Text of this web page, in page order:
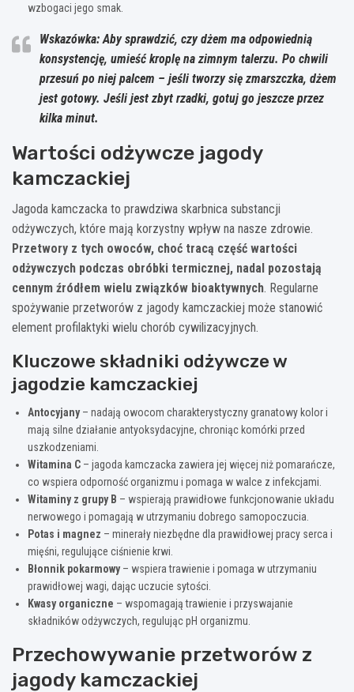
wzbogaci jego smak.
Wskazówka: Aby sprawdzić, czy dżem ma odpowiednią
konsystencję, umieść kroplę na zimnym talerzu. Po chwili
przesuń po niej palcem – jeśli tworzy się zmarszczka, dżem
jest gotowy. Jeśli jest zbyt rzadki, gotuj go jeszcze przez
kilka minut.
Wartości odżywcze jagody
kamczackiej
Jagoda kamczacka to prawdziwa skarbnica substancji
odżywczych, które mają korzystny wpływ na nasze zdrowie.
Przetwory z tych owoców, choć tracą część wartości
odżywczych podczas obróbki termicznej, nadal pozostają
cennym źródłem wielu związków bioaktywnych. Regularne
spożywanie przetworów z jagody kamczackiej może stanowić
element profilaktyki wielu chorób cywilizacyjnych.
Kluczowe składniki odżywcze w
jagodzie kamczackiej
Antocyjany– nadają owocom charakterystyczny granatowy kolor i
mają silne działanie antyoksydacyjne, chroniąc komórki przed
uszkodzeniami.
Witamina C – jagoda kamczacka zawiera jej więcej niż pomarańcze,
co wspiera odporność organizmu i pomaga w walce z infekcjami.
Witaminy z grupy B – wspierają prawidłowe funkcjonowanie układu
nerwowego i pomagają w utrzymaniu dobrego samopoczucia.
Potas i magnez – minerały niezbędne dla prawidłowej pracy serca i
mięśni, regulujące ciśnienie krwi.
Błonnik pokarmowy– wspiera trawienie i pomaga w utrzymaniu
prawidłowej wagi, dając uczucie sytości.
Kwasy organiczne – wspomagają trawienie i przyswajanie
składników odżywczych, regulując pH organizmu.
Przechowywanie przetworów z
jagody kamczackiej